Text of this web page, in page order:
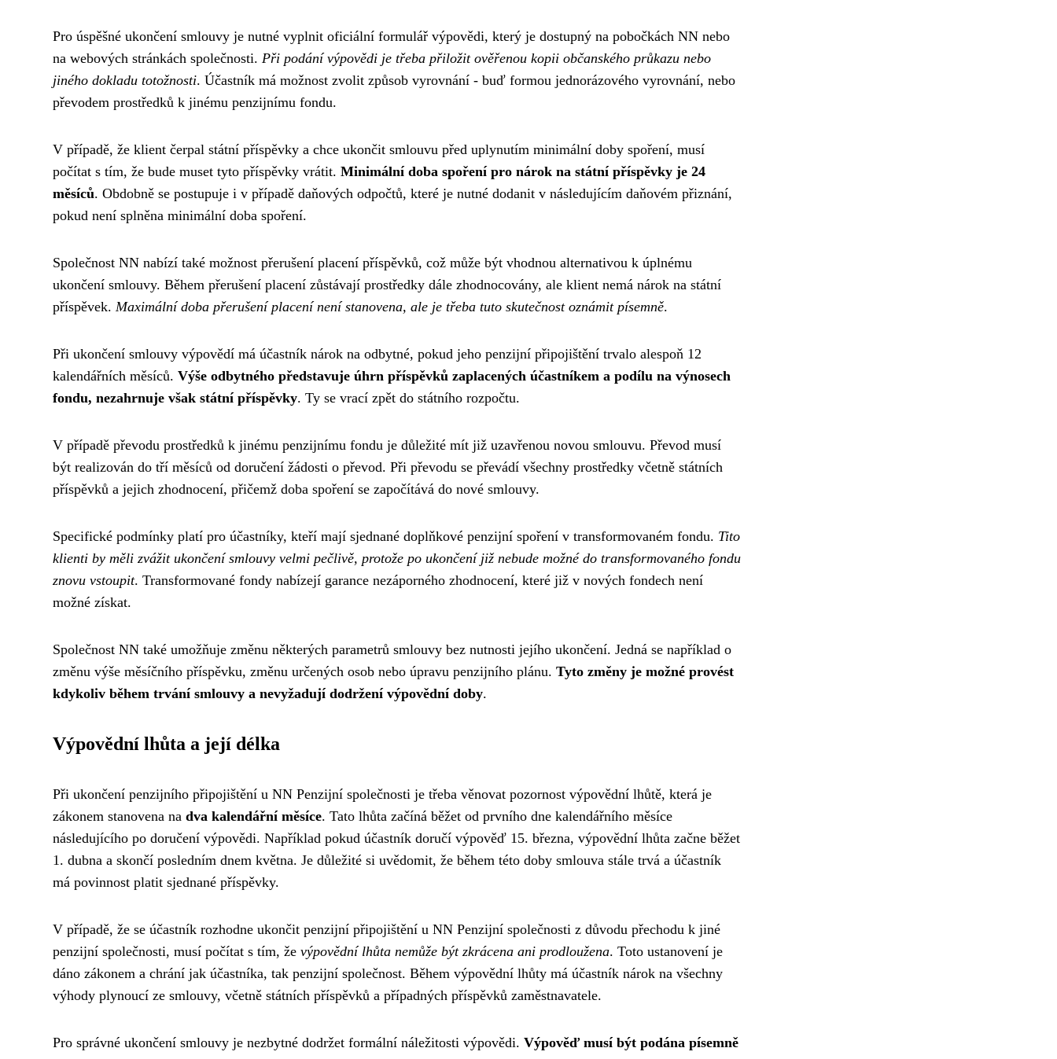
Pro úspěšné ukončení smlouvy je nutné vyplnit oficiální formulář výpovědi, který je dostupný na pobočkách NN nebo
na webových stránkách společnosti. Při podání výpovědi je třeba přiložit ověřenou kopii občanského průkazu nebo
jiného dokladu totožnosti. Účastník má možnost zvolit způsob vyrovnání - buď formou jednorázového vyrovnání, nebo
převodem prostředků k jinému penzijnímu fondu.
V případě, že klient čerpal státní příspěvky a chce ukončit smlouvu před uplynutím minimální doby spoření, musí
počítat s tím, že bude muset tyto příspěvky vrátit. Minimální doba spoření pro nárok na státní příspěvky je 24
měsíců. Obdobně se postupuje i v případě daňových odpočtů, které je nutné dodanit v následujícím daňovém přiznání,
pokud není splněna minimální doba spoření.
Společnost NN nabízí také možnost přerušení placení příspěvků, což může být vhodnou alternativou k úplnému
ukončení smlouvy. Během přerušení placení zůstávají prostředky dále zhodnocovány, ale klient nemá nárok na státní
příspěvek. Maximální doba přerušení placení není stanovena, ale je třeba tuto skutečnost oznámit písemně.
Při ukončení smlouvy výpovědí má účastník nárok na odbytné, pokud jeho penzijní připojištění trvalo alespoň 12
kalendářních měsíců. Výše odbytného představuje úhrn příspěvků zaplacených účastníkem a podílu na výnosech
fondu, nezahrnuje však státní příspěvky. Ty se vrací zpět do státního rozpočtu.
V případě převodu prostředků k jinému penzijnímu fondu je důležité mít již uzavřenou novou smlouvu. Převod musí
být realizován do tří měsíců od doručení žádosti o převod. Při převodu se převádí všechny prostředky včetně státních
příspěvků a jejich zhodnocení, přičemž doba spoření se započítává do nové smlouvy.
Specifické podmínky platí pro účastníky, kteří mají sjednané doplňkové penzijní spoření v transformovaném fondu. Tito
klienti by měli zvážit ukončení smlouvy velmi pečlivě, protože po ukončení již nebude možné do transformovaného fondu
znovu vstoupit. Transformované fondy nabízejí garance nezáporného zhodnocení, které již v nových fondech není
možné získat.
Společnost NN také umožňuje změnu některých parametrů smlouvy bez nutnosti jejího ukončení. Jedná se například o
změnu výše měsíčního příspěvku, změnu určených osob nebo úpravu penzijního plánu. Tyto změny je možné provést
kdykoliv během trvání smlouvy a nevyžadují dodržení výpovědní doby.
Výpovědní lhůta a její délka
Při ukončení penzijního připojištění u NN Penzijní společnosti je třeba věnovat pozornost výpovědní lhůtě, která je
zákonem stanovena na dva kalendářní měsíce. Tato lhůta začíná běžet od prvního dne kalendářního měsíce
následujícího po doručení výpovědi. Například pokud účastník doručí výpověď 15. března, výpovědní lhůta začne běžet
1. dubna a skončí posledním dnem května. Je důležité si uvědomit, že během této doby smlouva stále trvá a účastník
má povinnost platit sjednané příspěvky.
V případě, že se účastník rozhodne ukončit penzijní připojištění u NN Penzijní společnosti z důvodu přechodu k jiné
penzijní společnosti, musí počítat s tím, že výpovědní lhůta nemůže být zkrácena ani prodloužena. Toto ustanovení je
dáno zákonem a chrání jak účastníka, tak penzijní společnost. Během výpovědní lhůty má účastník nárok na všechny
výhody plynoucí ze smlouvy, včetně státních příspěvků a případných příspěvků zaměstnavatele.
Pro správné ukončení smlouvy je nezbytné dodržet formální náležitosti výpovědi. Výpověď musí být podána písemně